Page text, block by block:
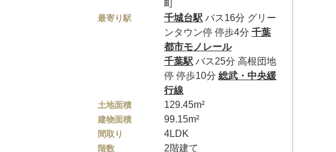
町
最寄り駅 千城台駅 バス16分 グリー
ンタウン停 停歩4分千葉
都市モノレール
千葉駅 バス25分 高根団地
停 停歩10分総武・中央緩
行線
土地面積 129.45m²
建物面積 99.15m²
間取り 4LDK
階数 2階建て